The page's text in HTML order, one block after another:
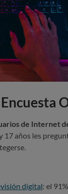
de Internet
17 años les
digital: el